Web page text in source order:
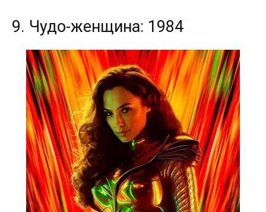
9. Чудо-женщина: 1984